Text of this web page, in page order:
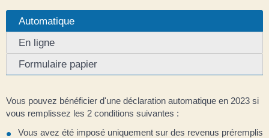
Automatique
En ligne
Formulaire papier
Vous pouvez bénéficier d'une déclaration automatique en 2023 si
vous remplissez les 2 conditions suivantes :
Vous avez été imposé uniquement sur des revenus préremplis